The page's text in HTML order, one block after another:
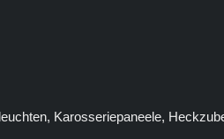
Karosseriepaneele,